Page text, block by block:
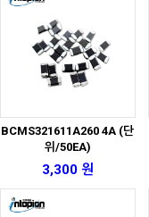
BCMS321611A260 4A (단
위/50EA)
3,300 원